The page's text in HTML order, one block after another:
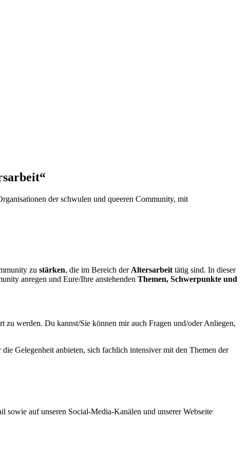
der schwulen und queeren Community, mit
zu stärken, die im Bereich der Altersarbeit tätig sind. In dieser
anregen und Eure/Ihre anstehenden Themen, Schwerpunkte und
werden. Du kannst/Sie können mir auch Fragen und/oder Anliegen,
Gelegenheit anbieten, sich fachlich intensiver mit den Themen der
auf unseren Social-Media-Kanälen und unserer Webseite